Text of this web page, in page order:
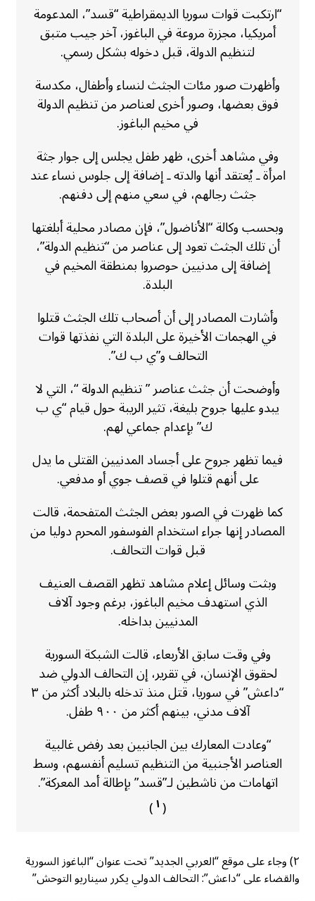
“ارتكبت قوات سوريا الديمقراطية “قسد”، المدعومة
أمريكيا، مجزرة مروعة في الباغوز، آخر جيب متبق
لتنظيم الدولة، قبل دخوله بشكل رسمي.
وأظهرت صور مئات الجثث لنساء وأطفال، مكدسة
فوق بعضها، وصور أخرى لعناصر من تنظيم الدولة
في مخيم الباغوز.
وفي مشاهد أخرى، ظهر طفل يجلس إلى جوار جثة
امرأة ـ يُعتقد أنها والدته ـ إضافة إلى جلوس نساء عند
جثث رجالهم، في سعي منهم إلى دفنهم.
وبحسب وكالة “الأناضول”، فإن مصادر محلية أبلغتها
أن تلك الجثث تعود إلى عناصر من “تنظيم الدولة”،
إضافة إلى مدنيين حوصروا بمنطقة المخيم في
البلدة.
وأشارت المصادر إلى أن أصحاب تلك الجثث قتلوا
في الهجمات الأخيرة على البلدة التي نفذتها قوات
التحالف و”ي ب ك”.
وأوضحت أن جثث عناصر ” تنظيم الدولة “، التي لا
يبدو عليها جروح بليغة، تثير الريبة حول قيام “ي ب
ك” بإعدام جماعي لهم.
فيما تظهر جروح على أجساد المدنيين القتلى ما يدل
على أنهم قتلوا في قصف جوي أو مدفعي.
كما ظهرت في الصور بعض الجثث المتفحمة، قالت
المصادر إنها جراء استخدام الفوسفور المحرم دوليا من
قبل قوات التحالف.
وبثت وسائل إعلام مشاهد تظهر القصف العنيف
الذي استهدف مخيم الباغوز، برغم وجود آلاف
المدنيين بداخله.
وفي وقت سابق الأربعاء، قالت الشبكة السورية
لحقوق الإنسان، في تقرير، إن التحالف الدولي ضد
“داعش” في سوريا، قتل منذ تدخله بالبلاد أكثر من ٣
آلاف مدني، بينهم أكثر من ٩٠٠ طفل.
“وعادت المعارك بين الجانبين بعد رفض غالبية
العناصر الأجنبية من التنظيم تسليم أنفسهم، وسط
اتهامات من ناشطين لـ”قسد” بإطالة أمد المعركة”.
(١)
٢) وجاء على موقع “العربي الجديد” تحت عنوان “الباغوز السورية
والقضاء على “داعش”: التحالف الدولي يكرر سيناريو التوحش”